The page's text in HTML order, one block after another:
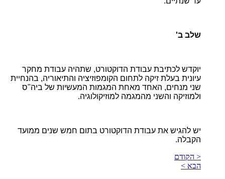
שלב ב'
יוקדש לכתיבת עבודת הדוקטורט, שתהיה עבודת מחקר
עיונית בעלת זיקה לתחום הקומפוזיציה והתיאוריה, בהנחיית
שני מנחים, האחד מאחת המגמות המעשיות של ביה"ס
ולמוזיקה והשני מהמגמה למוזיקולוגיה.
יש להגיש את עבודת הדוקטורט בתום חמש שנים ממועד
הקבלה.
< הקודם
הבא >